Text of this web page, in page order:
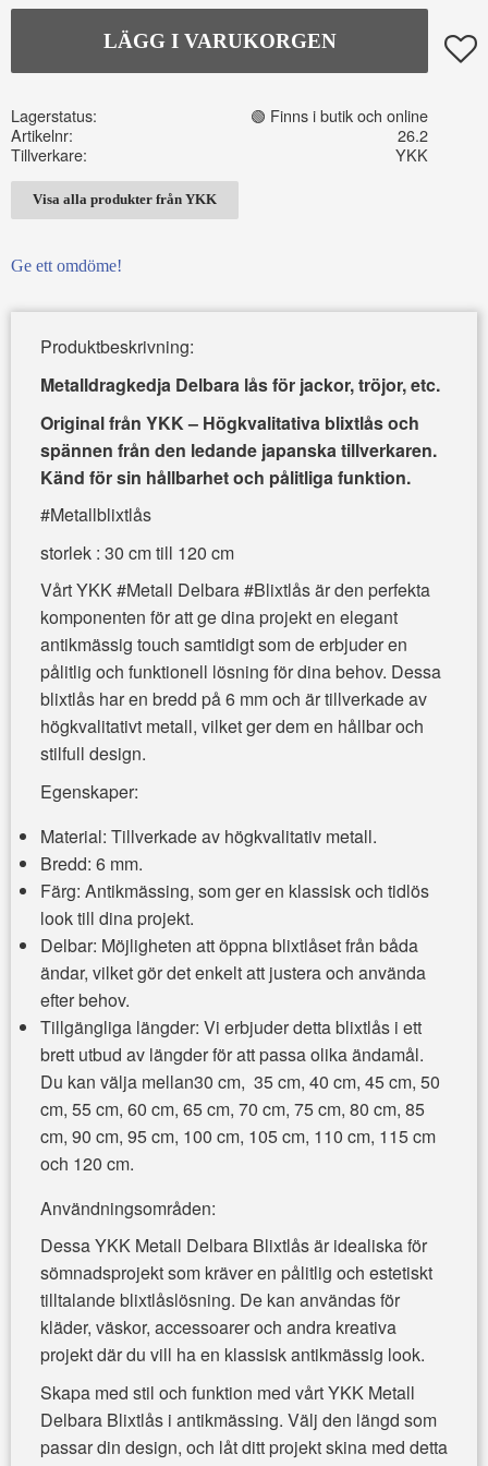
Lägg
Lagerstatus
🟢 Finns i butik och online
Artikelnr
26.2
Tillverkare
YKK
Visa alla produkter från YKK
Ge ett omdöme!
Produktbeskrivning:
Metalldragkedja Delbara lås för jackor, tröjor, etc.
Original från YKK – Högkvalitativa blixtlås och
spännen från den ledande japanska tillverkaren.
Känd för sin hållbarhet och pålitliga funktion.
#Metallblixtlås
storlek : 30 cm till 120 cm
Vårt YKK #Metall Delbara #Blixtlås är den perfekta
komponenten för att ge dina projekt en elegant
antikmässig touch samtidigt som de erbjuder en
pålitlig och funktionell lösning för dina behov. Dessa
blixtlås har en bredd på 6 mm och är tillverkade av
högkvalitativt metall, vilket ger dem en hållbar och
stilfull design.
Egenskaper:
Material: Tillverkade av högkvalitativ metall.
Bredd: 6 mm.
Färg: Antikmässing, som ger en klassisk och tidlös
look till dina projekt.
Delbar: Möjligheten att öppna blixtlåset från båda
ändar, vilket gör det enkelt att justera och använda
efter behov.
Tillgängliga längder: Vi erbjuder detta blixtlås i ett
brett utbud av längder för att passa olika ändamål.
Du kan välja mellan30 cm, 35 cm, 40 cm, 45 cm, 50
cm, 55 cm, 60 cm, 65 cm, 70 cm, 75 cm, 80 cm, 85
cm, 90 cm, 95 cm, 100 cm, 105 cm, 110 cm, 115 cm
och 120 cm.
Användningsområden:
Dessa YKK Metall Delbara Blixtlås är idealiska för
sömnadsprojekt som kräver en pålitlig och estetiskt
tilltalande blixtlåslösning. De kan användas för
kläder, väskor, accessoarer och andra kreativa
projekt där du vill ha en klassisk antikmässig look.
Skapa med stil och funktion med vårt YKK Metall
Delbara Blixtlås i antikmässing. Välj den längd som
passar din design, och låt ditt projekt skina med detta